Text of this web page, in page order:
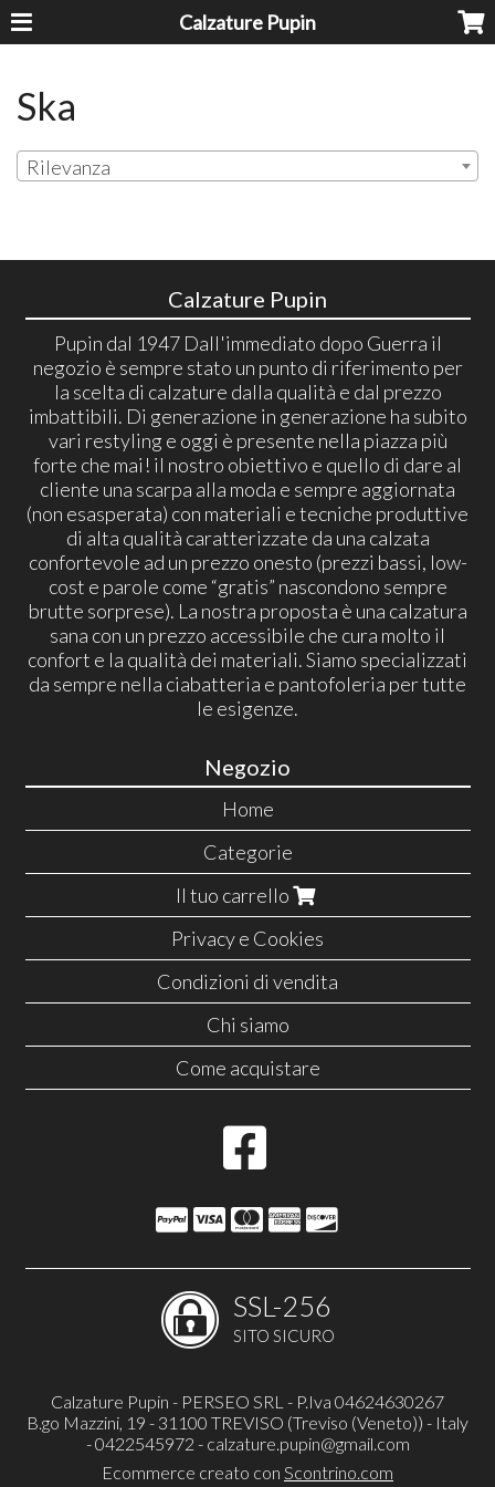
Calzature Pupin
Ska
Rilevanza
Calzature Pupin
Pupin dal 1947 Dall'immediato dopo Guerra il
negozio è sempre stato un punto di riferimento per
la scelta di calzature dalla qualità e dal prezzo
imbattibili. Di generazione in generazione ha subito
vari restyling e oggi è presente nella piazza più
forte che mai! il nostro obiettivo e quello di dare al
cliente una scarpa alla moda e sempre aggiornata
(non esasperata) con materiali e tecniche produttive
di alta qualità caratterizzate da una calzata
confortevole ad un prezzo onesto (prezzi bassi, low-
cost e parole come “gratis” nascondono sempre
brutte sorprese). La nostra proposta è una calzatura
sana con un prezzo accessibile che cura molto il
confort e la qualità dei materiali. Siamo specializzati
da sempre nella ciabatteria e pantofoleria per tutte
le esigenze.
Negozio
Home
Categorie
Il tuo carrello
Privacy e Cookies
Condizioni di vendita
Chi siamo
Come acquistare
SSL-256
SITO SICURO
Calzature Pupin - PERSEO SRL - P.Iva 04624630267
B.go Mazzini, 19 - 31100 TREVISO (Treviso (Veneto)) - Italy
- 0422545972 - calzature.pupin@gmail.com
Ecommerce creato con Scontrino.com